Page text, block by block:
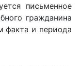
письменное
гражданина
факта и периода